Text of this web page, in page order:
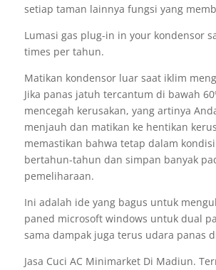
setiap taman lainnya fungsi yang
Lumasi gas plug-in in your kondensor
times per tahun.
Matikan kondensor luar saat iklim
Jika panas jatuh tercantum di bawah
mencegah kerusakan, yang artinya
menjauh dan matikan ke hentikan
memastikan bahwa tetap dalam
bertahun-tahun dan simpan banyak
pemeliharaan.
Ini adalah ide yang bagus untuk
paned microsoft windows untuk dual
sama dampak juga terus udara panas
Jasa Cuci AC Minimarket Di Madiun.